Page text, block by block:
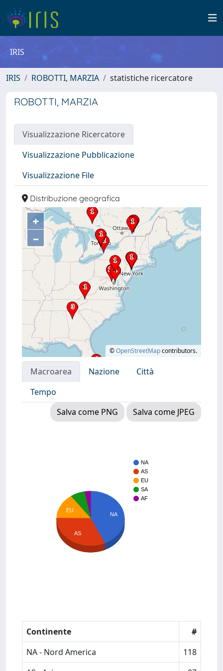
IRIS
IRIS ROBOTTI, MARZIA statistiche ricercatore
ROBOTTI, MARZIA
Visualizzazione Ricercatore
Visualizzazione Pubblicazione
Visualizzazione File
Distribuzione geografica
+
–
©OpenStreetMapcontributors.
Macroarea Nazione
Città
Tempo
Salva come PNG
Salva come JPEG
NA
AS
EU
SA
AF
NA
EU
AS
Continente
#
NA - Nord America
118